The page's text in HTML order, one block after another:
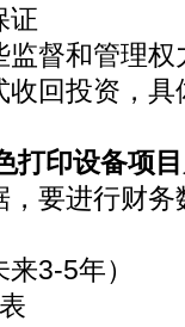
证
督和管理权
回投资，具
打印设备项
，要进行财
3-5年）